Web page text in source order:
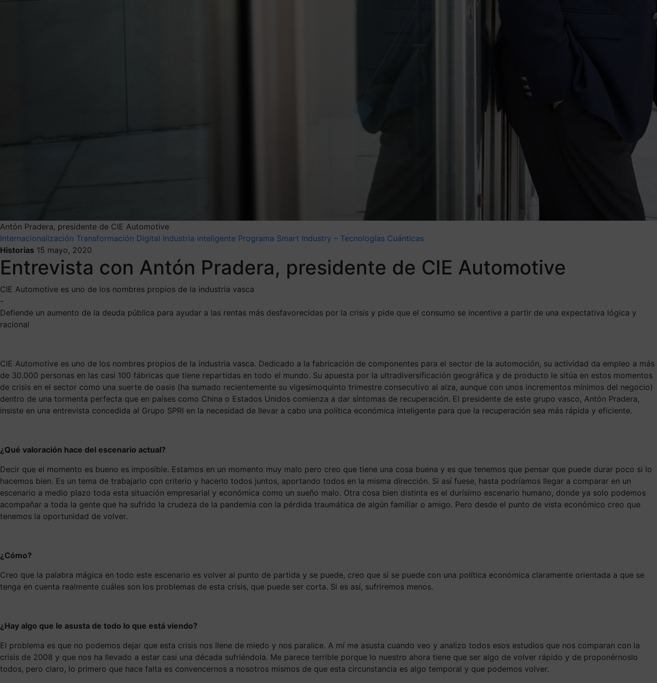
Antón Pradera, presidente de CIE Automotive
Internacionalización Transformación Digital Industria inteligente Programa Smart Industry – Tecnologías Cuánticas
Historias 15 mayo, 2020
Entrevista con Antón Pradera, presidente de CIE Automotive
CIE Automotive es uno de los nombres propios de la industria vasca
-
Defiende un aumento de la deuda pública para ayudar a las rentas más desfavorecidas por la crisis y pide que el consumo se incentive a partir de una expectativa lógica y
racional
CIE Automotive es uno de los nombres propios de la industria vasca. Dedicado a la fabricación de componentes para el sector de la automoción, su actividad da empleo a más
de 30.000 personas en las casi 100 fábricas que tiene repartidas en todo el mundo. Su apuesta por la ultradiversificación geográfica y de producto le sitúa en estos momentos
de crisis en el sector como una suerte de oasis (ha sumado recientemente su vigesimoquinto trimestre consecutivo al alza, aunque con unos incrementos mínimos del negocio)
dentro de una tormenta perfecta que en países como China o Estados Unidos comienza a dar síntomas de recuperación. El presidente de este grupo vasco, Antón Pradera,
insiste en una entrevista concedida al Grupo SPRI en la necesidad de llevar a cabo una política económica inteligente para que la recuperación sea más rápida y eficiente.
¿Qué valoración hace del escenario actual?
Decir que el momento es bueno es imposible. Estamos en un momento muy malo pero creo que tiene una cosa buena y es que tenemos que pensar que puede durar poco si lo
hacemos bien. Es un tema de trabajarlo con criterio y hacerlo todos juntos, aportando todos en la misma dirección. Si así fuese, hasta podríamos llegar a comparar en un
escenario a medio plazo toda esta situación empresarial y económica como un sueño malo. Otra cosa bien distinta es el durísimo escenario humano, donde ya solo podemos
acompañar a toda la gente que ha sufrido la crudeza de la pandemia con la pérdida traumática de algún familiar o amigo. Pero desde el punto de vista económico creo que
tenemos la oportunidad de volver.
¿Cómo?
Creo que la palabra mágica en todo este escenario es volver al punto de partida y se puede, creo que sí se puede con una política económica claramente orientada a que se
tenga en cuenta realmente cuáles son los problemas de esta crisis, que puede ser corta. Si es así, sufriremos menos.
¿Hay algo que le asusta de todo lo que está viendo?
El problema es que no podemos dejar que esta crisis nos llene de miedo y nos paralice. A mí me asusta cuando veo y analizo todos esos estudios que nos comparan con la
crisis de 2008 y que nos ha llevado a estar casi una década sufriéndola. Me parece terrible porque lo nuestro ahora tiene que ser algo de volver rápido y de proponérnoslo
todos, pero claro, lo primero que hace falta es convencernos a nosotros mismos de que esta circunstancia es algo temporal y que podemos volver.